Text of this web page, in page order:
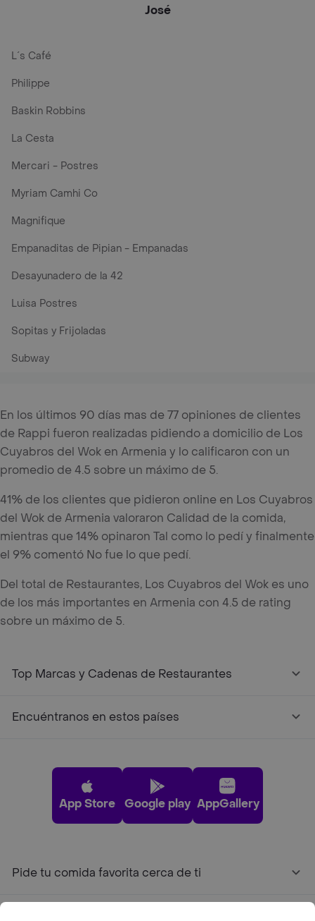
José
L´s Café
Philippe
Baskin Robbins
La Cesta
Mercari - Postres
Myriam Camhi Co
Magnifique
Empanaditas de Pipian - Empanadas
Desayunadero de la 42
Luisa Postres
Sopitas y Frijoladas
Subway
En los últimos 90 días mas de 77 opiniones de clientes
de Rappi fueron realizadas pidiendo a domicilio de Los
Cuyabros del Wok en Armenia y lo calificaron con un
promedio de 4.5 sobre un máximo de 5.
41% de los clientes que pidieron online en Los Cuyabros
del Wok de Armenia valoraron Calidad de la comida,
mientras que 14% opinaron Tal como lo pedí y finalmente
el 9% comentó No fue lo que pedí.
Del total de Restaurantes, Los Cuyabros del Wok es uno
de los más importantes en Armenia con 4.5 de rating
sobre un máximo de 5.
Top Marcas y Cadenas de Restaurantes
Encuéntranos en estos países
App Store Google play AppGallery
Pide tu comida favorita cerca de ti